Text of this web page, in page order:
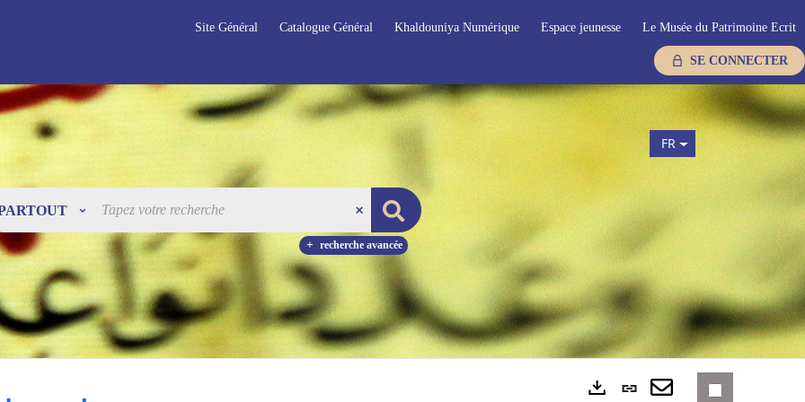
Site Général Catalogue Général Khaldouniya Numérique Espace jeunesse Le Musée du Patrimoine Ecrit
SE CONNECTER
recherche avancée
FR
Lien